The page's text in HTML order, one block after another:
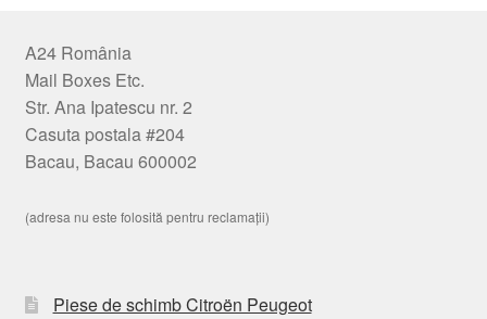
A24 România
Mail Boxes Etc.
Str. Ana Ipatescu nr. 2
Casuta postala #204
Bacau, Bacau 600002
(adresa nu este folosită pentru reclamații)
Piese de schimb Citroën Peugeot